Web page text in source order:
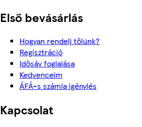
Első bevásárlás
Hogyan rendelj tőlünk?
Regisztráció
Idősáv foglalása
Kedvenceim
ÁFÁ-s számla igénylés
Kapcsolat